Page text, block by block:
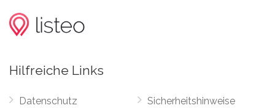
Hilfreiche Links
Datenschutz Sicherheitshinweise